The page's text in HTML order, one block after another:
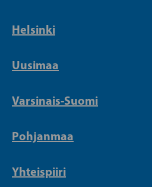
Helsinki
Uusimaa
Varsinais-Suomi
Pohjanmaa
Yhteispiiri